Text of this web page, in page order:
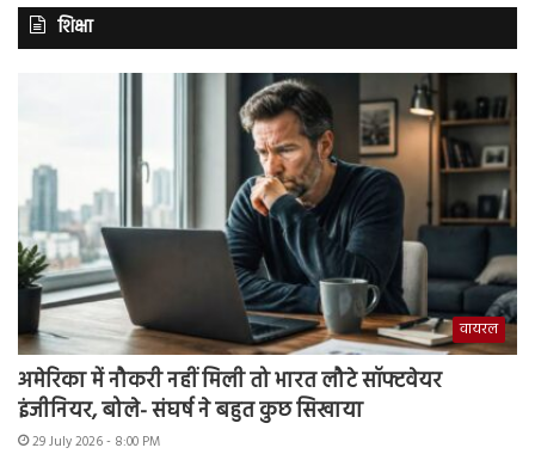
शिक्षा
वायरल
अमेरिका में नौकरी नहीं मिली तो भारत लौटे सॉफ्टवेयर
इंजीनियर, बोले- संघर्ष ने बहुत कुछ सिखाया
29 July 2026 - 8:00 PM